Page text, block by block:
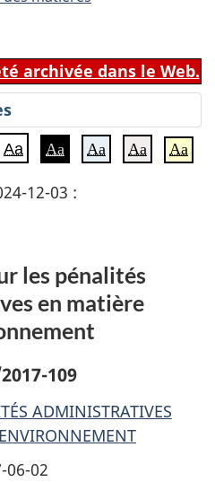
archivée dans le Web.
Aa Aa Aa Aa Aa
12-03 :
les pénalités
en matière
109
ADMINISTRATIVES
06-02